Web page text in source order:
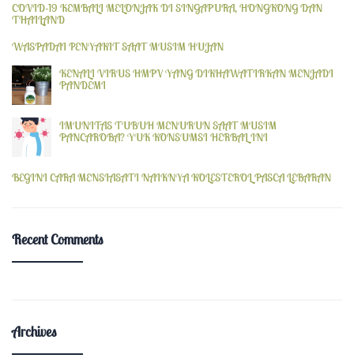
COVID-19 KEMBALI MELONJAK DI SINGAPURA, HONGKONG DAN
THAILAND
WASPADAI PENYAKIT SAAT MUSIM HUJAN
KENALI VIRUS HMPV YANG DIKHAWATIRKAN MENJADI
PANDEMI
IMUNITAS TUBUH MENURUN SAAT MUSIM
PANCAROBA? YUK KONSUMSI HERBAL INI
BEGINI CARA MENSIASATI NAIKNYA KOLESTEROL PASCA LEBARAN
Recent Comments
Archives